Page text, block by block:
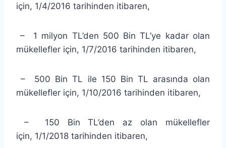
için, 1/4/2016 tarihinden itibaren,
– 1 milyon TL’den 500 Bin TL’ye kadar olan
mükellefler için, 1/7/2016 tarihinden itibaren,
– 500 Bin TL ile 150 Bin TL arasında olan
mükellefler için, 1/10/2016 tarihinden itibaren,
– 150 Bin TL’den az olan mükellefler
için, 1/1/2018 tarihinden itibaren,